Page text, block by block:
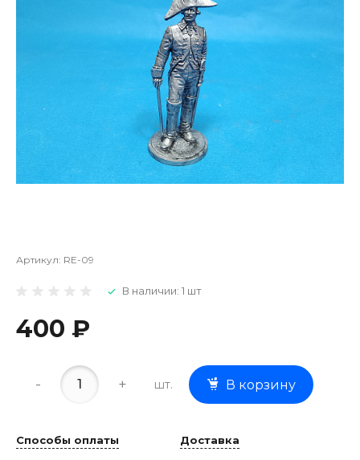
Артикул: RE-09
В наличии: 1 шт
400 ₽
- + шт. В корзину
Способы оплаты Доставка